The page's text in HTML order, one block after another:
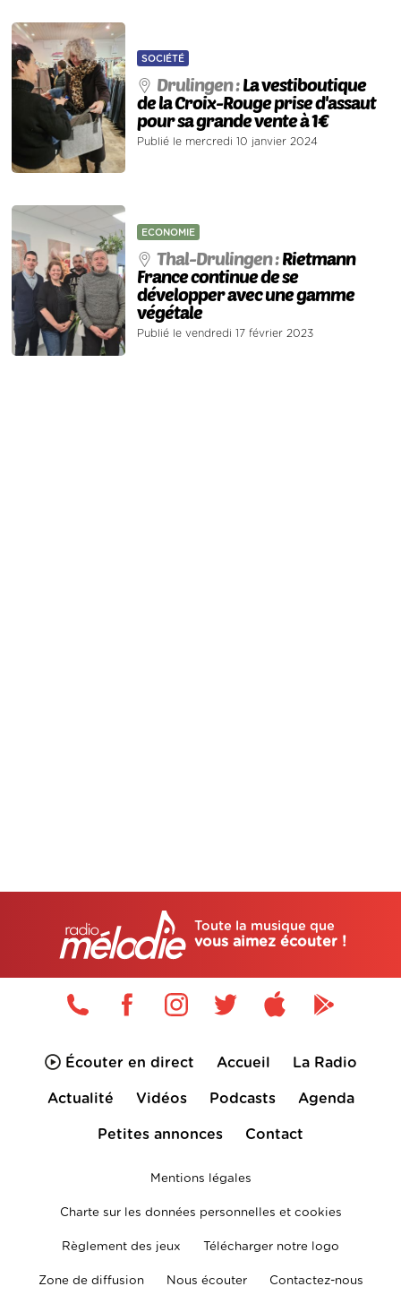
SOCIÉTÉ
Drulingen :La vestiboutique
de la Croix-Rouge prise d'assaut
pour sa grande vente à 1€
Publié le mercredi 10 janvier 2024
ECONOMIE
Thal-Drulingen :Rietmann
France continue de se
développer avec une gamme
végétale
Publié le vendredi 17 février 2023
Toute la musique que
vous aimez écouter !
Écouter en direct Accueil La Radio
Actualité Vidéos Podcasts Agenda
Petites annonces Contact
Mentions légales
Charte sur les données personnelles et cookies
Règlement des jeux Télécharger notre logo
Zone de diffusion Nous écouter Contactez-nous